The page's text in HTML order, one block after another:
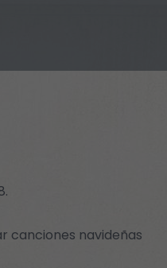
canciones navideñas